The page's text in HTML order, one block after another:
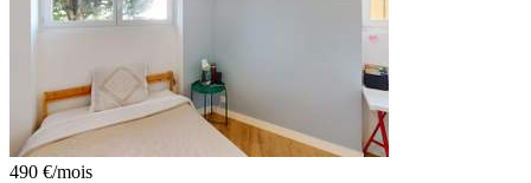
490 €/mois